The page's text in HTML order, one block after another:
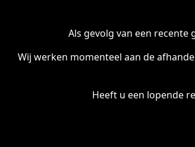
Als gevolg van een
Wij werken momenteel aan de
Heeft u een lopende